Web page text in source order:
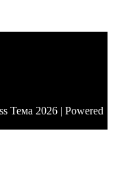
Тема 2026 | Powered